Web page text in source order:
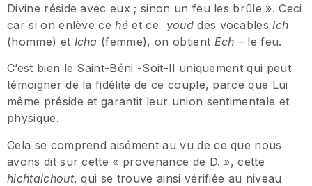
Divine réside avec eux ; sinon un feu les brûle ». Ceci
car si on enlève cehé et ce youddes vocables Ich
(homme) et Icha (femme), on obtient Ech – le feu.
C’est bien le Saint-Béni -Soit-Il uniquement qui peut
témoigner de la fidélité de ce couple, parce que Lui
même préside et garantit leur union sentimentale et
physique.
Cela se comprend aisément au vu de ce que nous
avons dit sur cette « provenance de D. », cette
hichtalchout, qui se trouve ainsi vérifiée au niveau